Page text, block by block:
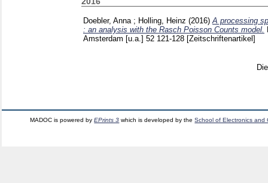
Doebler, Anna ; Holling, Heinz (2016) A processing
: an analysis with the Rasch Poisson Counts model.
Amsterdam [u.a.] 52 121-128 [Zeitschriftenartikel]
MADOC is powered byEPrints 3 which is developed by theSchool of Electronics and